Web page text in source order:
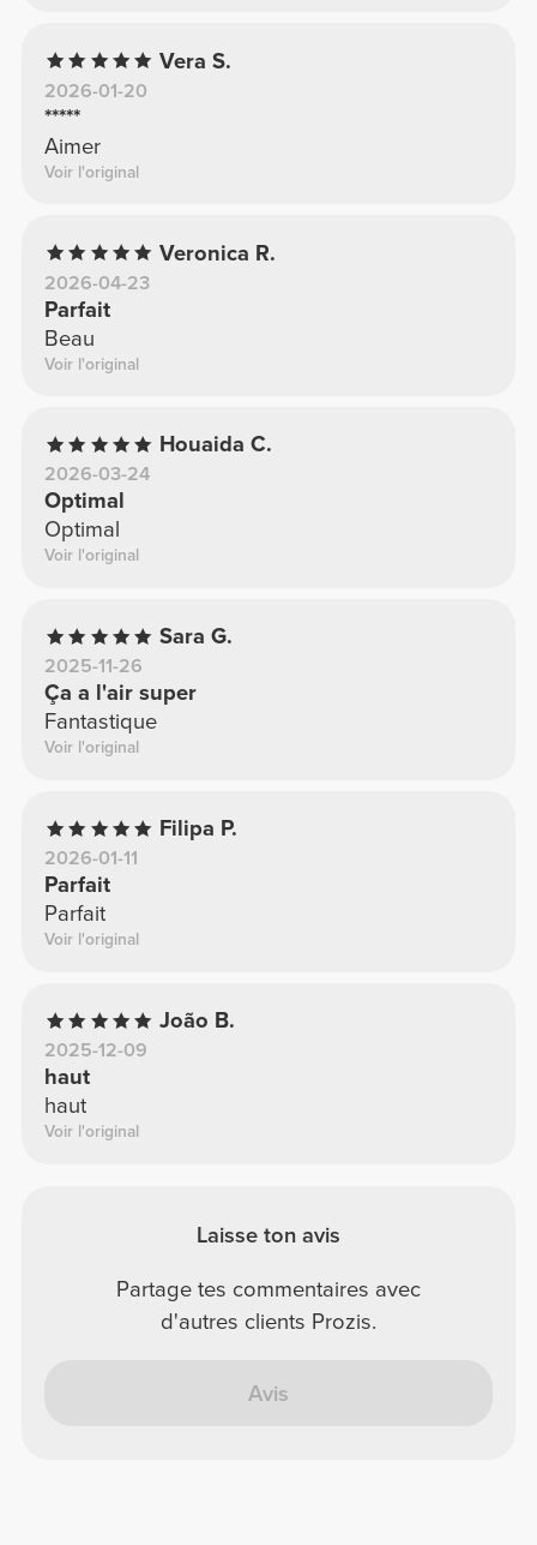
Vera S.
2026-01-20
*****
Aimer
Voir l'original
Veronica R.
2026-04-23
Parfait
Beau
Voir l'original
Houaida C.
2026-03-24
Optimal
Optimal
Voir l'original
Sara G.
2025-11-26
Ça a l'air super
Fantastique
Voir l'original
Filipa P.
2026-01-11
Parfait
Parfait
Voir l'original
João B.
2025-12-09
haut
haut
Voir l'original
Laisse ton avis
Partage tes commentaires avec
d'autres clients Prozis.
Avis